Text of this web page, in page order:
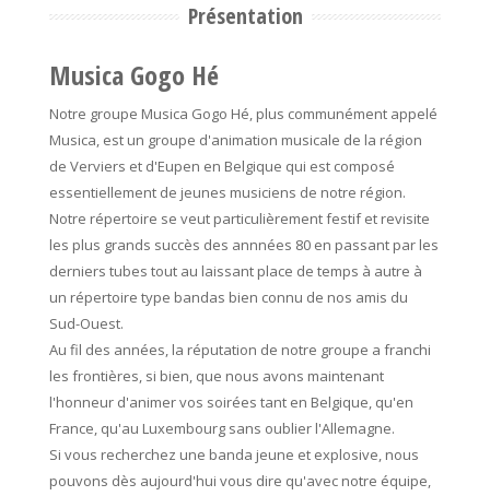
Présentation
Musica Gogo Hé
Notre groupe Musica Gogo Hé, plus communément appelé
Musica, est un groupe d'animation musicale de la région
de Verviers et d'Eupen en Belgique qui est composé
essentiellement de jeunes musiciens de notre région.
Notre répertoire se veut particulièrement festif et revisite
les plus grands succès des annnées 80 en passant par les
derniers tubes tout au laissant place de temps à autre à
un répertoire type bandas bien connu de nos amis du
Sud-Ouest.
Au fil des années, la réputation de notre groupe a franchi
les frontières, si bien, que nous avons maintenant
l'honneur d'animer vos soirées tant en Belgique, qu'en
France, qu'au Luxembourg sans oublier l'Allemagne.
Si vous recherchez une banda jeune et explosive, nous
pouvons dès aujourd'hui vous dire qu'avec notre équipe,